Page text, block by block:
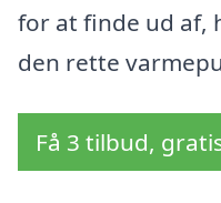
for at finde ud af,
den rette
Få 3 tilbud,